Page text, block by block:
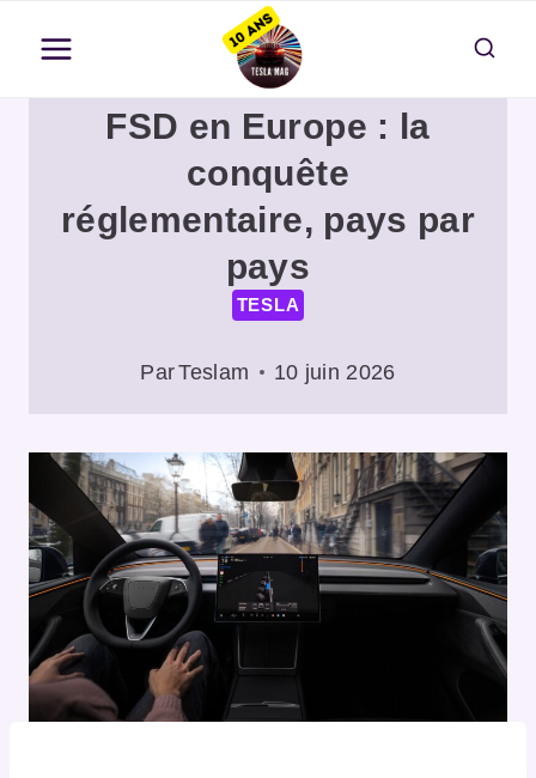
contenu
FSD en Europe : la
conquête
réglementaire, pays par
pays
TESLA
ParTeslam 10 juin 2026